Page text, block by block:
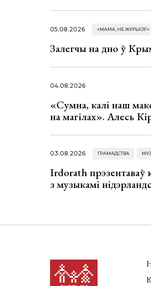
05.08.2026 «МАМА, НЕ ЖУРЫСЯ!»
Залегчы на дно ў
04.08.2026
«Сумна, калі наш
на магілах». Алесь
03.08.2026 ГРАМАДСТВА
Irdorath прэзентаваў
з музыкамі